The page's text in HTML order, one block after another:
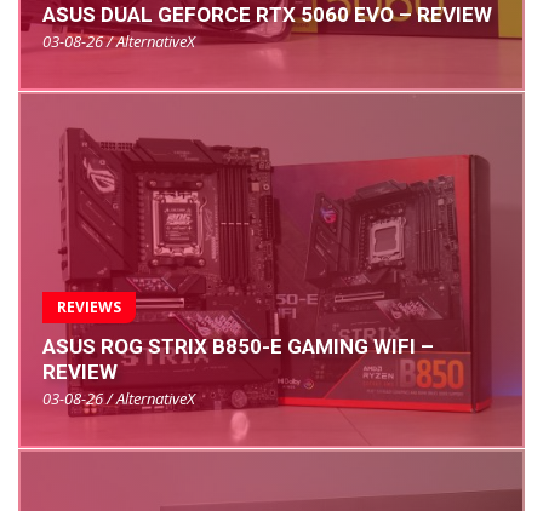
ASUS DUAL GEFORCE RTX 5060 EVO – REVIEW
03-08-26 / AlternativeX
REVIEWS
ASUS ROG STRIX B850-E GAMING WIFI –
REVIEW
03-08-26 / AlternativeX